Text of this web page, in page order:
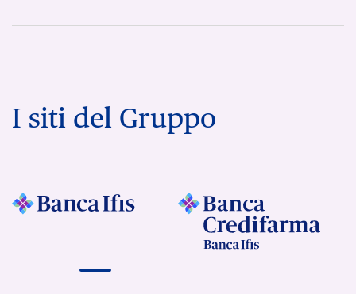
I siti del Gruppo